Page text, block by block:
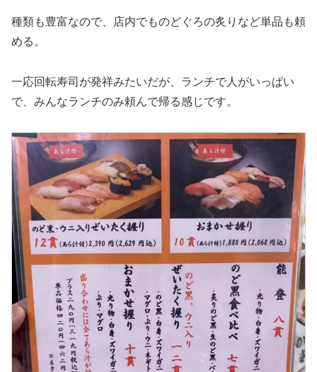
種類も豊富なので、店内でものどぐろの炙りなど単品も頼
める。
一応回転寿司が発祥みたいだが、ランチで人がいっぱい
で、みんなランチのみ頼んで帰る感じです。